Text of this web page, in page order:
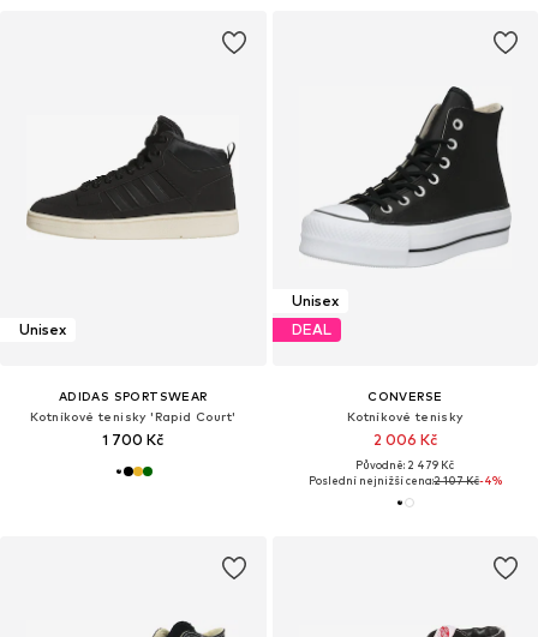
Unisex
ADIDAS SPORTSWEAR
Kotníkové tenisky 'Rapid Court'
1 700 Kč
Unisex
DEAL
CONVERSE
Kotníkové tenisky
2 006 Kč
Původně: 2 479 Kč
Poslední nejnižší cena:2 107 Kč-4%